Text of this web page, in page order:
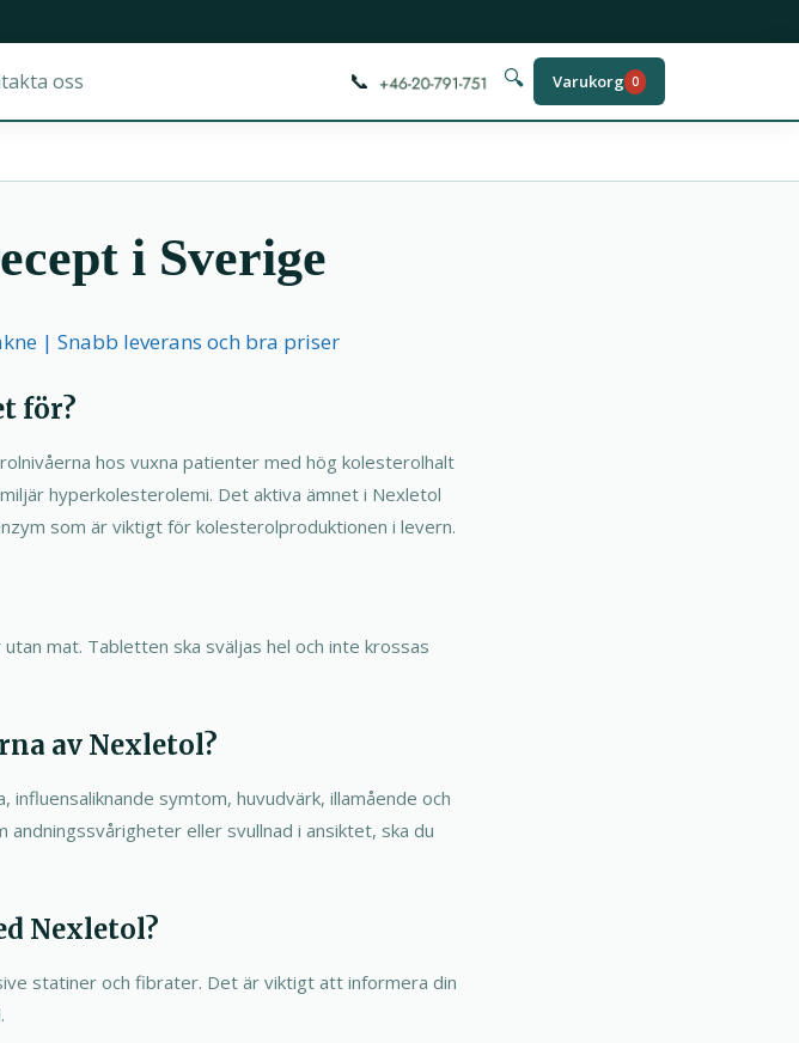
oss 📞 🔍 Varukorg 0
i Sverige
| Snabb leverans och bra priser
för?
hos vuxna patienter med hög kolesterolhalt
hyperkolesterolemi. Det aktiva ämnet i Nexletol
som är viktigt för kolesterolproduktionen i levern.
mat. Tabletten ska sväljas hel och inte krossas
av Nexletol?
symtom, huvudvärk, illamående och
andningssvårigheter eller svullnad i ansiktet, ska du
Nexletol?
statiner och fibrater. Det är viktigt att informera din